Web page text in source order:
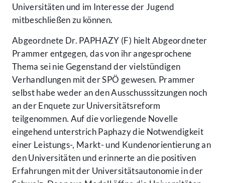
Universitäten und im Interesse der Jugend
mitbeschließen zu können.
Abgeordnete Dr. PAPHAZY (F) hielt Abgeordneter
Prammer entgegen, das von ihr angesprochene
Thema sei nie Gegenstand der vielstündigen
Verhandlungen mit der SPÖ gewesen. Prammer
selbst habe weder an den Ausschusssitzungen noch
an der Enquete zur Universitätsreform
teilgenommen. Auf die vorliegende Novelle
eingehend unterstrich Paphazy die Notwendigkeit
einer Leistungs-, Markt- und Kundenorientierung an
den Universitäten und erinnerte an die positiven
Erfahrungen mit der Universitätsautonomie in der